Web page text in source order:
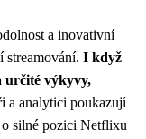
a inovativní
I když
určité výkyvy,
a analytici poukazují
silné pozici Netflixu